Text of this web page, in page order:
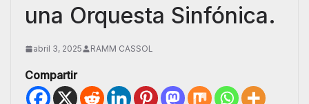
una Orquesta Sinfónica.
abril 3, 2025 RAMM CASSOL
Compartir